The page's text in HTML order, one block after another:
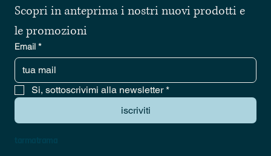
Scopri in anteprima i nostri nuovi prodotti e
le promozioni
Email *
Si, sottoscrivimi alla newsletter *
iscriviti